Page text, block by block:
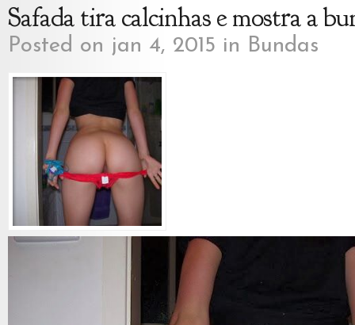
Safada tira calcinhas e mostra a
Posted on jan 4, 2015 in Bundas